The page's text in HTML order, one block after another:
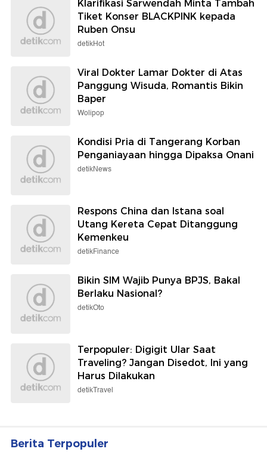
Klarifikasi Sarwendah Minta Tambah
Tiket Konser BLACKPINK kepada
Ruben Onsu
detikHot
Viral Dokter Lamar Dokter di Atas
Panggung Wisuda, Romantis Bikin
Baper
Wolipop
Kondisi Pria di Tangerang Korban
Penganiayaan hingga Dipaksa Onani
detikNews
Respons China dan Istana soal
Utang Kereta Cepat Ditanggung
Kemenkeu
detikFinance
Bikin SIM Wajib Punya BPJS, Bakal
Berlaku Nasional?
detikOto
Terpopuler: Digigit Ular Saat
Traveling? Jangan Disedot, Ini yang
Harus Dilakukan
detikTravel
Berita Terpopuler